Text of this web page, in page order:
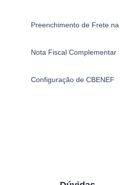
Preenchimento de Frete
Nota Fiscal Complementar
Configuração de CBENEF